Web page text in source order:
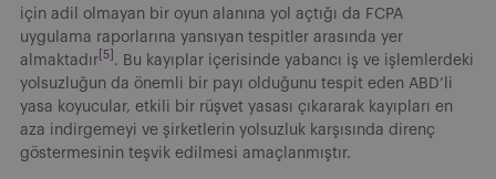
için adil olmayan bir oyun alanına yol açtığı da FCPA
uygulama raporlarına yansıyan tespitler arasında yer
almaktadır [5] . Bu kayıplar içerisinde yabancı iş ve işlemlerdeki
yolsuzluğun da önemli bir payı olduğunu tespit eden ABD’li
yasa koyucular, etkili bir rüşvet yasası çıkararak kayıpları en
aza indirgemeyi ve şirketlerin yolsuzluk karşısında direnç
göstermesinin teşvik edilmesi amaçlanmıştır.